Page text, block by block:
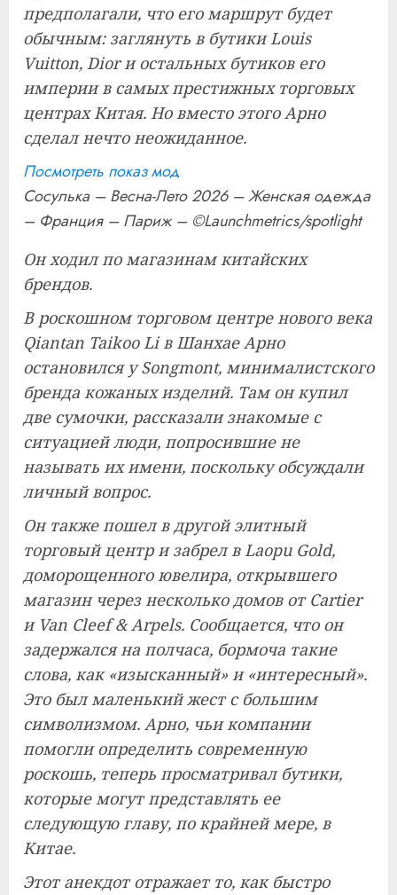
предполагали, что его маршрут будет
обычным: заглянуть в бутики Louis
Vuitton, Dior и остальных бутиков его
империи в самых престижных торговых
центрах Китая. Но вместо этого Арно
сделал нечто неожиданное.
Посмотреть показ мод
Сосулька – Весна-Лето 2026 – Женская одежда
– Франция – Париж – ©Launchmetrics/spotlight
Он ходил по магазинам китайских
брендов.
В роскошном торговом центре нового века
Qiantan Taikoo Li в Шанхае Арно
остановился у Songmont, минималистского
бренда кожаных изделий. Там он купил
две сумочки, рассказали знакомые с
ситуацией люди, попросившие не
называть их имени, поскольку обсуждали
личный вопрос.
Он также пошел в другой элитный
торговый центр и забрел в Laopu Gold,
доморощенного ювелира, открывшего
магазин через несколько домов от Cartier
и Van Cleef & Arpels. Сообщается, что он
задержался на полчаса, бормоча такие
слова, как «изысканный» и «интересный».
Это был маленький жест с большим
символизмом. Арно, чьи компании
помогли определить современную
роскошь, теперь просматривал бутики,
которые могут представлять ее
следующую главу, по крайней мере, в
Китае.
Этот анекдот отражает то, как быстро